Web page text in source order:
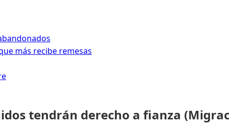
más recibe remesas
tendrán derecho a fianza